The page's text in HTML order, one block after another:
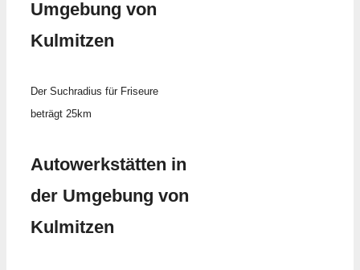
Umgebung von
Kulmitzen
Der Suchradius für Friseure
beträgt 25km
Autowerkstätten in
der Umgebung von
Kulmitzen